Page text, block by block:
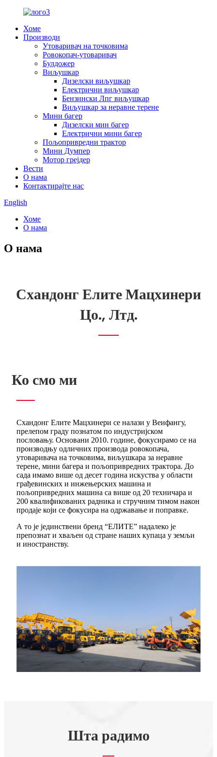
Хоме
Производи
Утоваривач на точковима
Ровокопач-утоваривач
Булдожер
Виљушкар
Дизелски виљушкар
Електрични виљушкар
Бензински Лпг виљушкар
Виљушкар за неравне терене
Мини багер
Дизелски мин багер
Електрични мини багер
Пољопривредни трактор
Мини Думпер
Мотор грејдер
Вести
О нама
Контактирајте нас
English
Хоме
О нама
О нама
Схандонг Елите Мацхинери
Цо., Лтд.
Ко смо ми
Схандонг Елите Мацхинери се налази у Веифангу,
прелепом граду познатом по индустријском
пословању. Основани 2010. године, фокусирамо се на
производњу одличних производа ровокопача,
утоваривача на точковима, виљушкара за неравне
терене, мини багера и пољопривредних трактора. До
сада имамо више од десет година искуства у области
грађевинских и инжењерских машина и
пољопривредних машина са више од 20 техничара и
200 квалификованих радника и стручним тимом након
продаје који се фокусира на одржавање и поправке.
А то је јединствени бренд “ЕЛИТЕ” надалеко је
препознат и хваљен од стране наших купаца у земљи
и иностранству.
Шта радимо